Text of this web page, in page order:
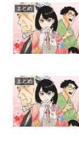
まとめ
まとめ